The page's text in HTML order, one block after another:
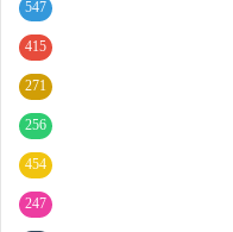
547
415
271
256
454
247